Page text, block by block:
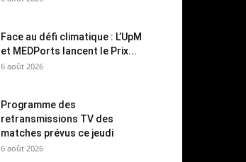
Face au défi climatique : L’UpM
et MEDPorts lancent le Prix...
6 août 2026
Programme des
retransmissions TV des
matches prévus ce jeudi
6 août 2026